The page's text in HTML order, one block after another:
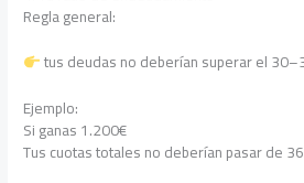
Regla general:
tus deudas no deberían superar el
Ejemplo:
Si ganas 1.200€
Tus cuotas totales no deberían pasar de